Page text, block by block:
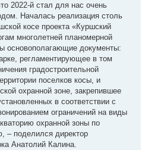
2022-й стал для нас очень
Началась реализация столь
косе проекта «Куршский
многолетней планомерной
основополагающие документы:
регламентирующее в том
градостроительной
поселков косы, и
охранной зоне, закрепившее
в соответствии с
ограничений на виды
охранной зоны по
– поделился директор
Анатолий Калина.